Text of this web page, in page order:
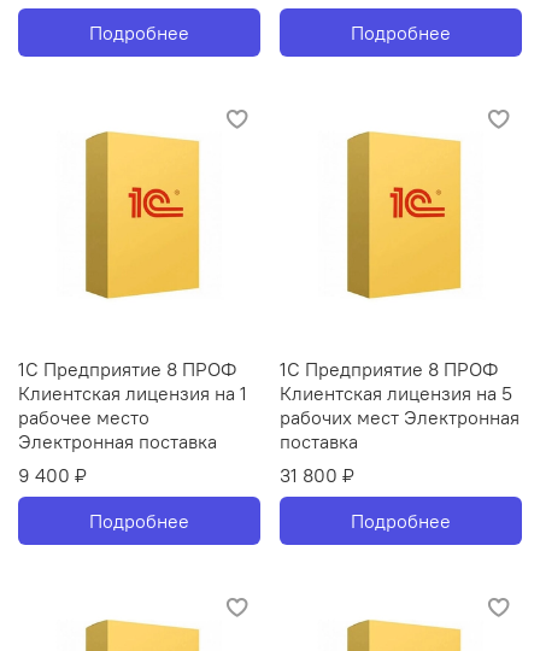
Подробнее
Подробнее
1С Предприятие 8 ПРОФ
Клиентская лицензия на 1
рабочее место
Электронная поставка
9 400 ₽
Подробнее
1С Предприятие 8 ПРОФ
Клиентская лицензия на 5
рабочих мест Электронная
поставка
31 800 ₽
Подробнее